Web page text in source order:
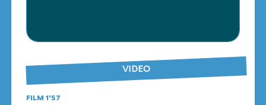
VIDEO
FILM 1'57